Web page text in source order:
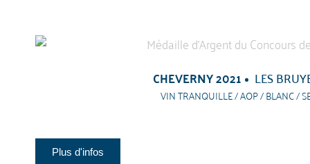
CHEVERNY 2021 LES
VIN TRANQUILLE / AOP / BLANC /
Plus d'infos